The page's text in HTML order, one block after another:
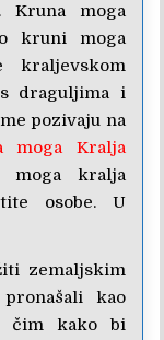
Kruna moga
kruni moga
kraljevskom
s draguljima i
pozivaju na
moga Kralja
moga kralja
osobe. U
zemaljskim
kao
čim kako bi